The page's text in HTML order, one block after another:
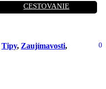
CESTOVANIE
Tipy, Zaujímavosti, 0